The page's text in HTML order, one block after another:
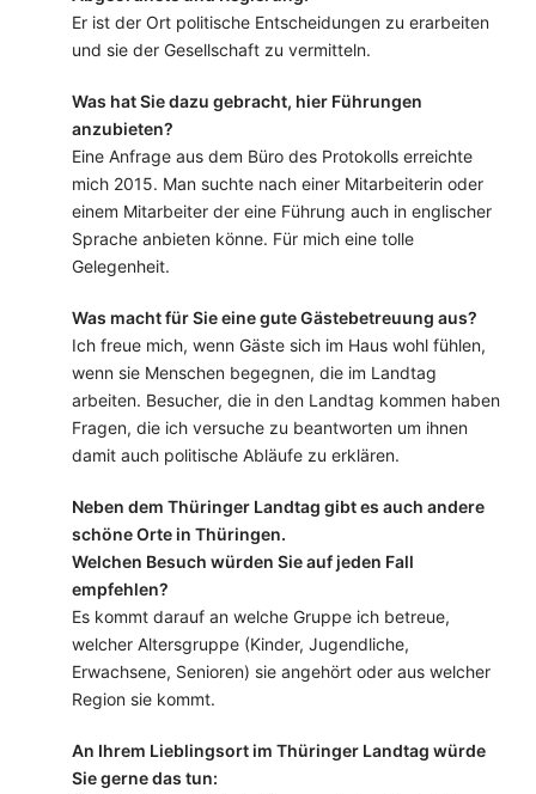
Er ist der Ort politische Entscheidungen zu erarbeiten
und sie der Gesellschaft zu vermitteln.
Was hat Sie dazu gebracht, hier Führungen
anzubieten?
Eine Anfrage aus dem Büro des Protokolls erreichte
mich 2015. Man suchte nach einer Mitarbeiterin oder
einem Mitarbeiter der eine Führung auch in englischer
Sprache anbieten könne. Für mich eine tolle
Gelegenheit.
Was macht für Sie eine gute Gästebetreuung aus?
Ich freue mich, wenn Gäste sich im Haus wohl fühlen,
wenn sie Menschen begegnen, die im Landtag
arbeiten. Besucher, die in den Landtag kommen haben
Fragen, die ich versuche zu beantworten um ihnen
damit auch politische Abläufe zu erklären.
Neben dem Thüringer Landtag gibt es auch andere
schöne Orte in Thüringen.
Welchen Besuch würden Sie auf jeden Fall
empfehlen?
Es kommt darauf an welche Gruppe ich betreue,
welcher Altersgruppe (Kinder, Jugendliche,
Erwachsene, Senioren) sie angehört oder aus welcher
Region sie kommt.
An Ihrem Lieblingsort im Thüringer Landtag würde
Sie gerne das tun: